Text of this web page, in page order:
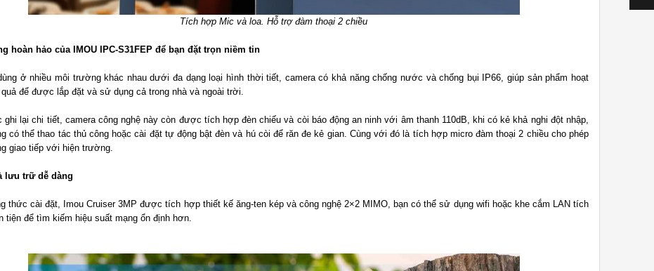
Tích hợp Mic và loa. Hỗ trợ đàm thoại 2 chiều
hoàn hảo của IMOU IPC-S31FEP để bạn đặt trọn niềm tin
ở nhiều môi trường khác nhau dưới đa dạng loại hình thời tiết, camera có khả năng chống nước và chống bụi IP66, giúp sản phẩm hoạt
để được lắp đặt và sử dụng cả trong nhà và ngoài trời.
ghi lại chi tiết, camera công nghệ này còn được tích hợp đèn chiếu và còi báo động an ninh với âm thanh 110dB, khi có kẻ khả nghi đột nhập,
có thể thao tác thủ công hoặc cài đặt tự động bật đèn và hú còi để răn đe kẻ gian. Cùng với đó là tích hợp micro đàm thoại 2 chiều cho phép
giao tiếp với hiện trường.
lưu trữ dễ dàng
thức cài đặt, Imou Cruiser 3MP được tích hợp thiết kế ăng-ten kép và công nghệ 2×2 MIMO, bạn có thể sử dụng wifi hoặc khe cắm LAN tích
tiện để tìm kiếm hiệu suất mạng ổn định hơn.